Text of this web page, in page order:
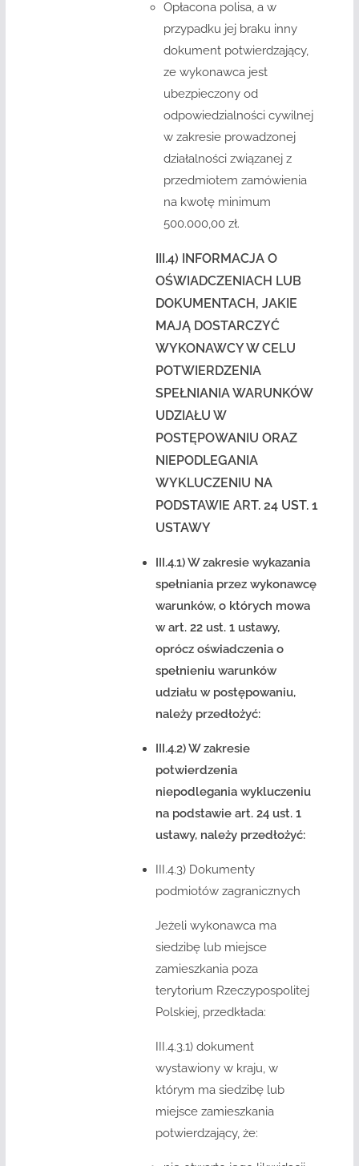
Opłacona polisa, a w
przypadku jej braku inny
dokument potwierdzający,
ze wykonawca jest
ubezpieczony od
odpowiedzialności cywilnej
w zakresie prowadzonej
działalności związanej z
przedmiotem zamówienia
na kwotę minimum
500.000,00 zł.
III.4) INFORMACJA O
OŚWIADCZENIACH LUB
DOKUMENTACH, JAKIE
MAJĄ DOSTARCZYĆ
WYKONAWCY W CELU
POTWIERDZENIA
SPEŁNIANIA WARUNKÓW
UDZIAŁU W
POSTĘPOWANIU ORAZ
NIEPODLEGANIA
WYKLUCZENIU NA
PODSTAWIE ART. 24 UST. 1
USTAWY
III.4.1) W zakresie wykazania
spełniania przez wykonawcę
warunków, o których mowa
w art. 22 ust. 1 ustawy,
oprócz oświadczenia o
spełnieniu warunków
udziału w postępowaniu,
należy przedłożyć:
III.4.2) W zakresie
potwierdzenia
niepodlegania wykluczeniu
na podstawie art. 24 ust. 1
ustawy, należy przedłożyć:
III.4.3) Dokumenty
podmiotów zagranicznych
Jeżeli wykonawca ma
siedzibę lub miejsce
zamieszkania poza
terytorium Rzeczypospolitej
Polskiej, przedkłada:
III.4.3.1) dokument
wystawiony w kraju, w
którym ma siedzibę lub
miejsce zamieszkania
potwierdzający, że: